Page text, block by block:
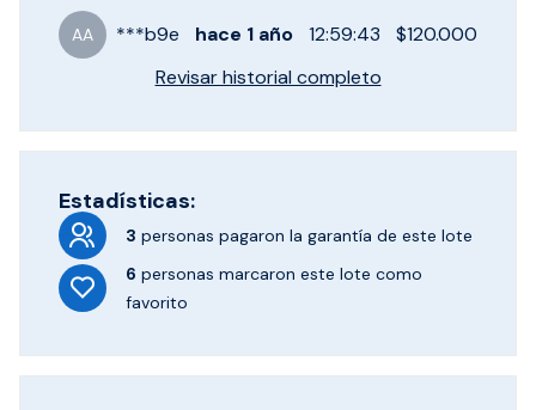
AA ***b9e hace 1 año 12:59:43
$120.000
Revisar historial completo
Estadísticas:
3 personas pagaron la garantía de este lote
6 personas marcaron este lote como
favorito